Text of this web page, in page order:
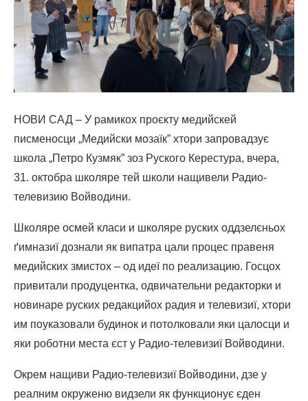
НОВИ САД – У рамикох проєкту медийскей
писменосци „Медийски мозаїк” хтори запровадзує
школа „Петро Кузмяк” зоз Руского Керестура, вчера,
31. октобра школяре тей школи нащивели Радио-
телевизию Войводини.
Школяре осмей класи и школяре руских оддзелєньох
ґимназиї дознали як випатра цали процес правеня
медийских змистох – од идеї по реализацию. Госцох
привитали продуцентка, одвичательни редакторки и
новинаре руских редакцийох радия и телевизиї, хтори
им поуказовали будинок и потолковали яки цалосци и
яки роботни места єст у Радио-телевизиї Войводини.
Окрем нащиви Радио-телевизиї Войводини, дзе у
реалним окруженю видзели як функционує єден